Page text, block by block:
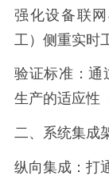
强化设备联
工）侧重实时
验证标准：通
生产的适应性
二、系统集成
纵向集成：打